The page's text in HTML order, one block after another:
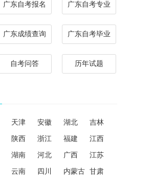
广东自考报名 广东自考专业
广东成绩查询 广东自考毕业
自考问答 历年试题
天津 安徽 湖北 吉林
陕西 浙江 福建 江西
湖南 河北 广西 江苏
云南 四川 内蒙古 甘肃